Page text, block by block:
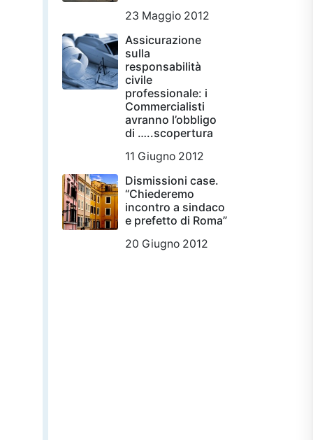
23 Maggio 2012
Assicurazione
sulla
responsabilità
civile
professionale: i
Commercialisti
avranno l’obbligo
di …..scopertura
11 Giugno 2012
Dismissioni case.
“Chiederemo
incontro a sindaco
e prefetto di Roma”
20 Giugno 2012